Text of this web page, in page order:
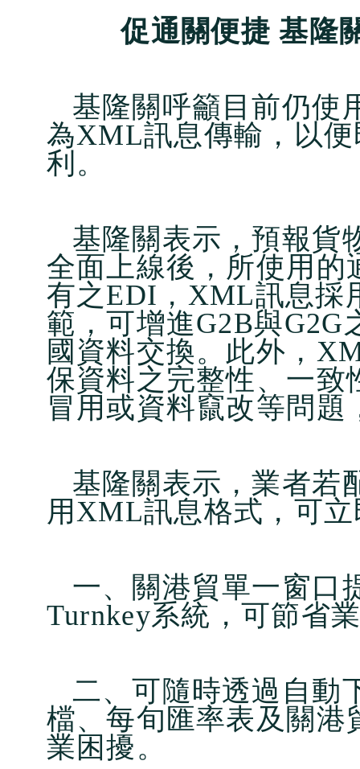
促通關便捷 基隆
基隆關呼籲目前仍使
為XML訊息傳輸，以
利。
基隆關表示，預報貨
全面上線後，所使用
有之EDI，XML訊息採
範，可增進G2B與G2G
國資料交換。此外，
保資料之完整性、一致
冒用或資料竄改等問
基隆關表示，業者若
用XML訊息格式，可
一、關港貿單一窗口
Turnkey系統，可節省
二、可隨時透過自動
檔、每旬匯率表及關港
業困擾。